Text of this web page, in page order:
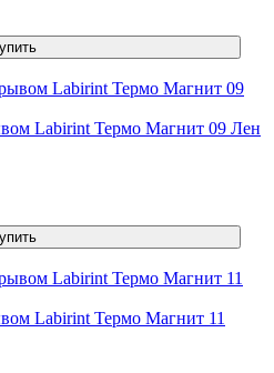
Labirint Термо Магнит 09 Лен
Labirint Термо Магнит 11